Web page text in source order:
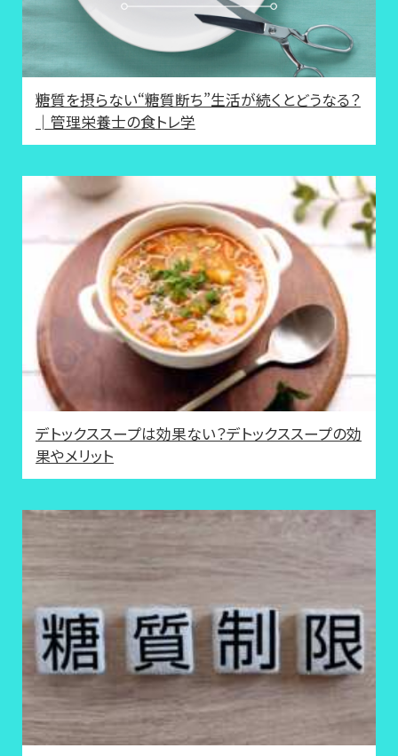
糖質を摂らない“糖質断ち”生活が続くとどうなる？
│管理栄養士の食トレ学
デトックススープは効果ない？デトックススープの効
果やメリット